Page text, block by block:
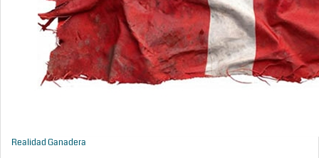
Realidad Ganadera